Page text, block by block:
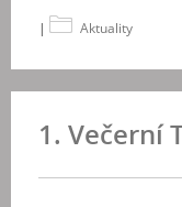
| Aktuality
1. Večerní